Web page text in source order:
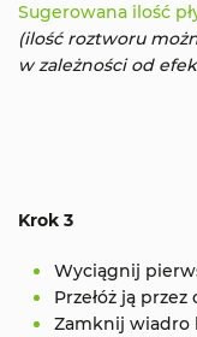
Sugerowana ilość
(ilość roztworu
w zależności od
Krok 3
Wyciągnij
Przełóż ją
Zamknij wiadro